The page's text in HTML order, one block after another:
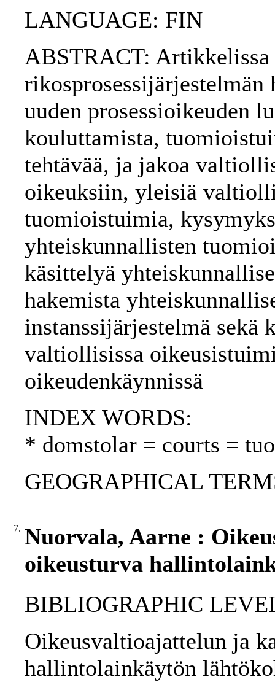
LANGUAGE: FIN
ABSTRACT:
uuden prosessioikeuden
kouluttamista,
tehtävää, ja jakoa
oikeuksiin, yleisiä
tuomioistuimia,
yhteiskunnallisten
käsittelyä
hakemista
instanssijärjestelmä sekä
valtiollisissa
oikeudenkäynnissä
INDEX WORDS:
* domstolar = courts =
GEOGRAPHICAL
7. Nuorvala, Aarne :
oikeusturva
BIBLIOGRAPHIC
Oikeusvaltioajattelun ja
hallintolainkäytön